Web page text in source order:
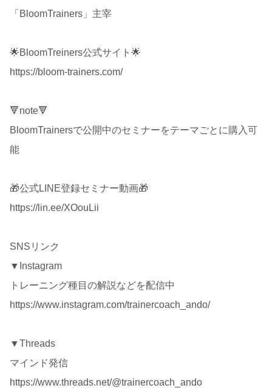
「BloomTrainers」主宰
🌟BloomTreiners公式サイト🌟
https://bloom-trainers.com/
🔻note🔻
BloomTrainersで公開中のセミナーをテーマごとに購入可
能
🎁公式LINE登録セミナー動画🎁
https://lin.ee/XOouLii
SNSリンク
▼Instagram
トレーニング種目の解説などを配信中
https://www.instagram.com/trainercoach_ando/
▼Threads
マインド発信
https://www.threads.net/@trainercoach_ando